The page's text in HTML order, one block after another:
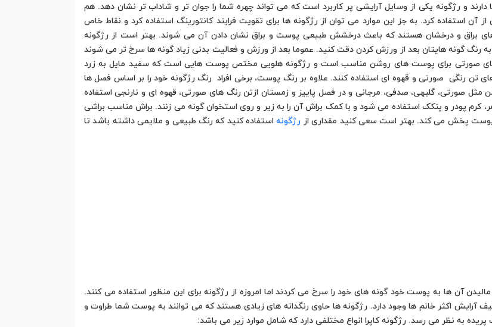
و رژگونه یکی از وسایل آرایشی پر کاربرد است که می تواند چهره شما را جوان تر و شاداب تر نشان دهد. هم
آن استفاده کرد. به جز این موارد می توان از رژگونه ها برای تقویت فرایند کانتورینگ استفاده کرد و نقاط خاص
های براق و درخشان هستند که باعث درخشش طبیعی پوست و براق نشان دادن آن می شوند. بهتر است از رژگونه
رنگ گونه هایتان بعد از ورزش کردن دقت کنید. عموما بعد از ورزش و فعالیت بدنی زیاد گونه ها سرخ تر می شوند
های صورتی برای پوست های روشن مناسب است و رژگونه هلویی مختص پوست هایی است که سفید مایل به زرد
تن رنگی صورتی و قهوه ای استفاده کنند. علاوه بر رنگ پوست، برخی افراد رنگ رژگونه خود را بر اساس فصل ها
مثل صورتی، گلبهی، صدفی، مرجانی و در فصل پاییز و زمستان ازتن رنگ های صورتی، قهوه ای و نارنجی استفاده
کرم پودر و پنکک استفاده می شود و با کمک براش آن را به زیر و روی استخوان گونه می زنند. براش مناسب براشی
پوست پخش می کند. بهتر است سعی کنید مقداری از رژگونهاستفاده کنید که رنگ طبیعی و ملایمی داشته باشد تا
آن ها به پوست خود گونه های خود را سرخ می کردند اما امروزه از رژگونه برای این منظور استفاده می کنند.
آرایش اکثر خانم ها وجود دارد. رژگونه ها حاوی رنگدانه های زیادی هستند که می توانند به پوست شما طراوت و
به نظر می رسد. رژگونه کاپرا انواع مختلفی دارد که شامل موارد زیر می باشد: